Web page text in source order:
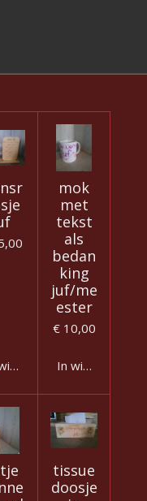
mok
met
tekst
als
bedan
king
juf/me
ester
€ 10,00
In winkelwagen
tissue
doosje